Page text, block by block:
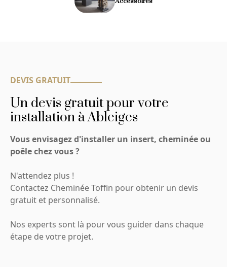
DEVIS GRATUIT
Un devis gratuit pour votre
installation à Ableiges
Vous envisagez d'installer un insert, cheminée ou
poêle chez vous ?
N'attendez plus !
Contactez Cheminée Toffin pour obtenir un devis
gratuit et personnalisé.
Nos experts sont là pour vous guider dans chaque
étape de votre projet.